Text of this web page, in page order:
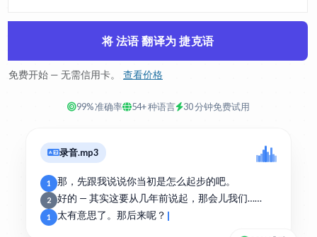
将 法语 翻译为 捷克语
免费开始 — 无需信用卡。 查看价格
99% 准确率 54+ 种语言 30 分钟免费试用
录音.mp3
1 那，先跟我说说你当初是怎么起步的吧。
2 好的 — 其实这要从几年前说起，那会儿我们……
1 太有意思了。那后来呢？